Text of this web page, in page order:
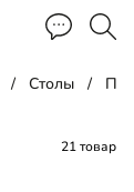
Столы
21 товар